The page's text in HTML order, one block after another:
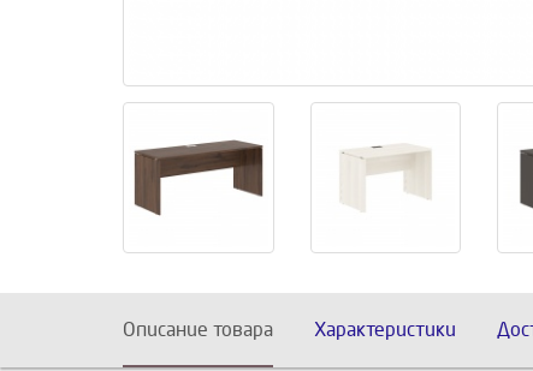
Описание товара Характеристики